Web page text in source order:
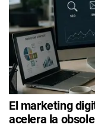
El marketing
acelera la